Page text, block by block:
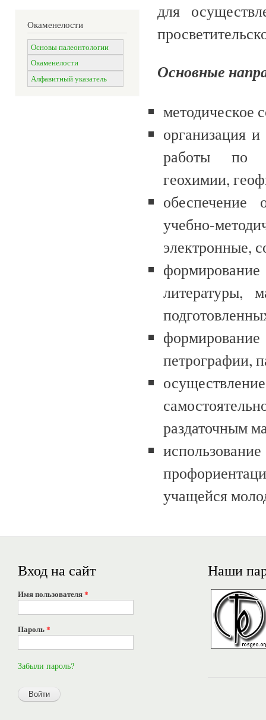
Окаменелости
Основы палеонтологии
Окаменелости
Алфавитный указатель
для
Основные
методическое
организация
работы по
геохимии,
обеспечение
учебно-
электронные,
литературы,
петрографии,
раздаточным
учащейся
Вход на сайт
Имя пользователя*
Пароль*
Забыли пароль?
Наши